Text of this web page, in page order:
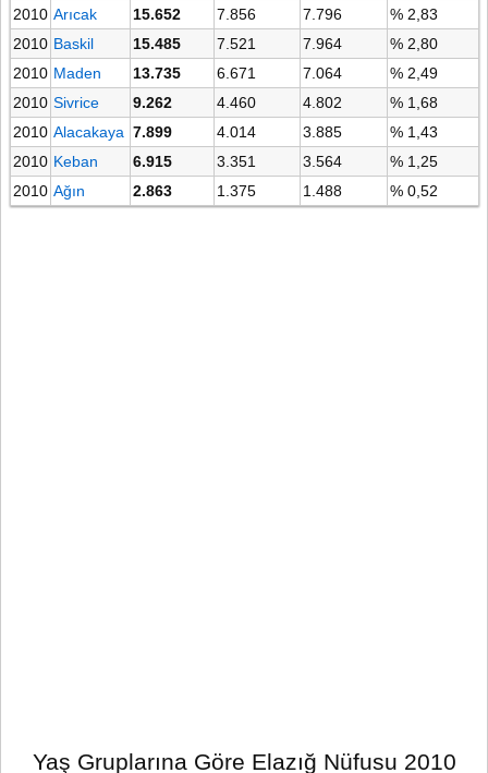
2010 Arıcak 15.652 7.856 7.796
% 2,83
2010 Baskil 15.485 7.521 7.964
% 2,80
2010 Maden 13.735 6.671 7.064
% 2,49
2010 Sivrice 9.262 4.460 4.802
% 1,68
2010 Alacakaya 7.899 4.014 3.885
% 1,43
2010 Keban 6.915 3.351 3.564
% 1,25
2010 Ağın 2.863 1.375 1.488 % 0,52
Yaş Gruplarına Göre Elazığ Nüfusu 2010